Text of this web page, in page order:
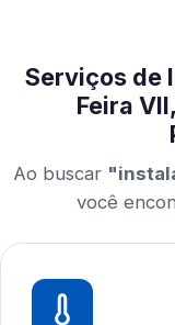
Serviços de
Feira
Ao buscar
você